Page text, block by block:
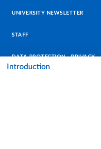
Introduction
UNIVERSITY NEWSLETTER
STAFF
DATA PROTECTION - PRIVACY